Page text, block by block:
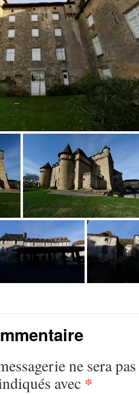
ne sera
avec *